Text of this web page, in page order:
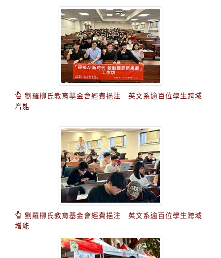
劉羅柳氏教育基金會經費挹注 英文系逾百位學生跨域
增能
劉羅柳氏教育基金會經費挹注 英文系逾百位學生跨域
增能